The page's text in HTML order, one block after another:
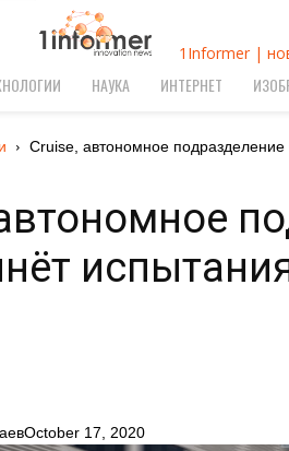
1Informer |
НАУКА ИНТЕРНЕТ
Cruise, автономное подразделение
October 17, 2020